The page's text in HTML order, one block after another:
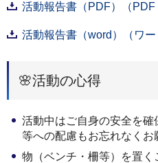
活動報告書（PDF）（PDF
活動報告書（word）（ワー
🌸活動の心得
活動中はご自身の安全を
等への配慮もお忘れなくお
物（ベンチ・柵等）を置